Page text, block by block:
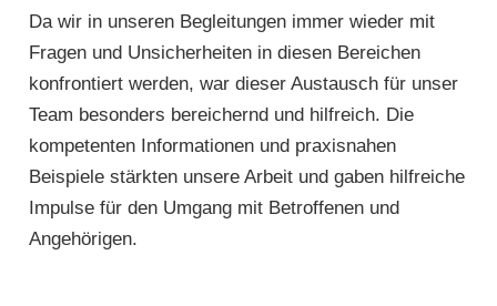
Da wir in unseren Begleitungen immer wieder mit
Fragen und Unsicherheiten in diesen Bereichen
konfrontiert werden, war dieser Austausch für unser
Team besonders bereichernd und hilfreich. Die
kompetenten Informationen und praxisnahen
Beispiele stärkten unsere Arbeit und gaben hilfreiche
Impulse für den Umgang mit Betroffenen und
Angehörigen.